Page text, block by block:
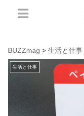
BUZZmag > 生活と仕事
生活と仕事